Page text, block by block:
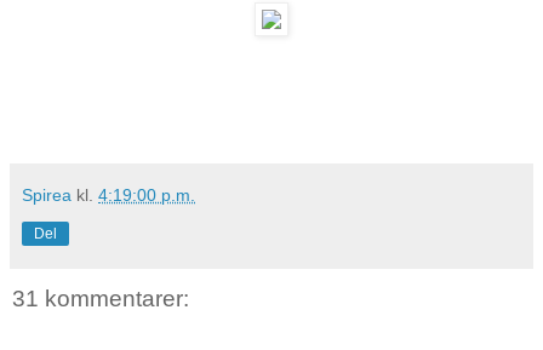
Spirea kl. 4:19:00 p.m.
Del
31 kommentarer: